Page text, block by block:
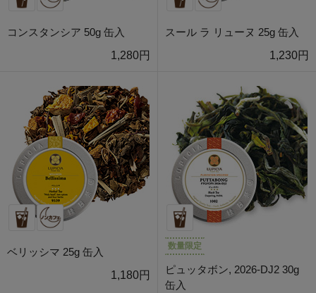
コンスタンシア 50g 缶入
1,280円
スール ラ リューヌ 25g 缶入
1,230円
ベリッシマ 25g 缶入
1,180円
数量限定
ピュッタボン, 2026-DJ2 30g
缶入